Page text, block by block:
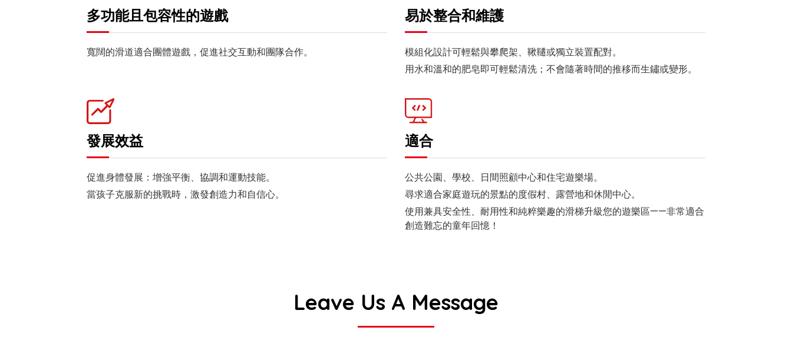
多功能且包容性的遊戲
寬闊的滑道適合團體遊戲，促進社交互動和團隊合作。
易於整合和維護
模組化設計可輕鬆與攀爬架、鞦韆或獨立裝置配對。
用水和溫和的肥皂即可輕鬆清洗；不會隨著時間的推移而生鏽或變形。
發展效益
促進身體發展：增強平衡、協調和運動技能。
當孩子克服新的挑戰時，激發創造力和自信心。
適合
公共公園、學校、日間照顧中心和住宅遊樂場。
尋求適合家庭遊玩的景點的度假村、露營地和休閒中心。
使用兼具安全性、耐用性和純粹樂趣的滑梯升級您的遊樂區——非常適合
創造難忘的童年回憶！
Leave Us A Message